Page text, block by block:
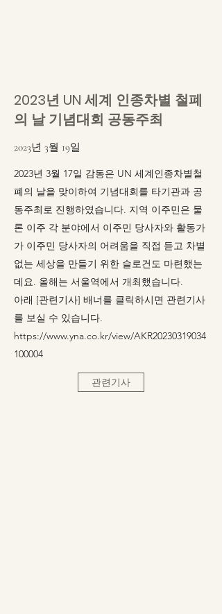
2023년 UN 세계 인종차별 철폐
의 날 기념대회 공동주최
2023년 3월 19일
2023년 3월 17일 감동은 UN 세계인종차별철
폐의 날을 맞이하여 기념대회를 타기관과 공
동주최로 진행하였습니다. 지역 이주민은 물
론 이주 각 분야에서 이주민 당사자와 활동가
가 이주민 당사자의 어려움을 직접 듣고 차별
없는 세상을 만들기 위한 슬로건도 마련했는
데요. 올해는 서울역에서 개최했습니다.
아래 [관련기사] 배너를 클릭하시면 관련기사
를 보실 수 있습니다.
https://www.yna.co.kr/view/AKR20230319034
100004
관련기사